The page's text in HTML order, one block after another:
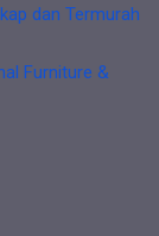
dan Termurah
Furniture &